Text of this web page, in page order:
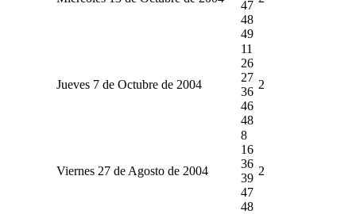
47
48
49
Jueves 7 de Octubre de 2004
11
26
27
36
46
48
2
Viernes 27 de Agosto de 2004
8
16
36
39
47
48
2